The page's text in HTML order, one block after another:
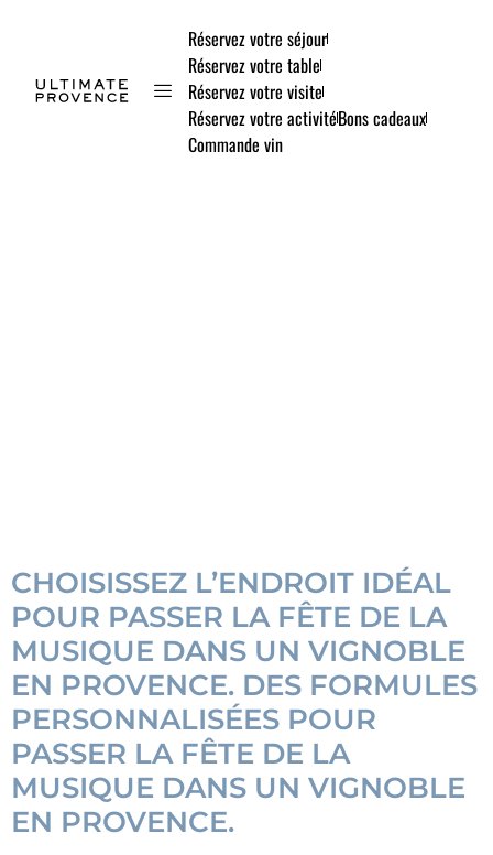
Réservez votre séjour
Réservez votre table
Réservez votre visite
Réservez votre activitéBons cadeaux
Commande vin
CHOISISSEZ L’ENDROIT IDÉAL
POUR PASSER LA FÊTE DE LA
MUSIQUE DANS UN VIGNOBLE
EN PROVENCE. DES FORMULES
PERSONNALISÉES POUR
PASSER LA FÊTE DE LA
MUSIQUE DANS UN VIGNOBLE
EN PROVENCE.